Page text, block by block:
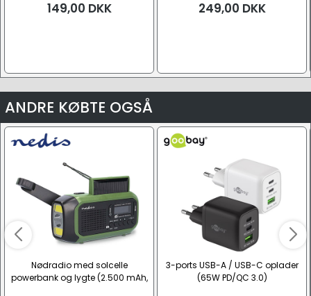
149,00 DKK 249,00 DKK
ANDRE KØBTE OGSÅ
Nødradio med solcelle
powerbank og lygte (2.500 mAh,
3-ports USB-A / USB-C oplader
(65W PD/QC 3.0)